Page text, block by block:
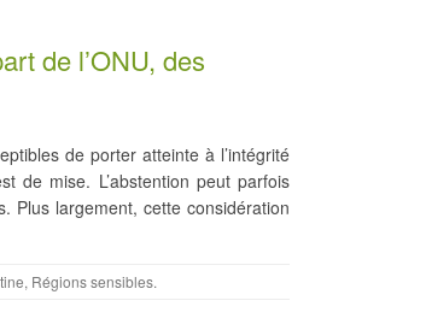
de l’ONU, des
de porter atteinte à l’intégrité
de mise. L’abstention peut parfois
Plus largement, cette considération
, Régions sensibles.